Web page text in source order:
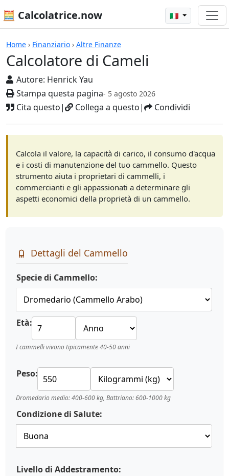
🧮 Calcolatrice.now 🇮🇹
Home › Finanziario › Altre Finanze
Calcolatore di Cameli
Autore: Henrick Yau
Stampa questa pagina- 5 agosto 2026
Cita questo| Collega a questo| Condividi
Calcolatrici
Calcola il valore, la capacità di carico, il consumo d'acqua
e i costi di manutenzione del tuo cammello. Questo
strumento aiuta i proprietari di cammelli, i
commercianti e gli appassionati a determinare gli
aspetti economici della proprietà di un cammello.
Dettagli del Cammello
Specie di Cammello:
Età:
I cammelli vivono tipicamente 40-50 anni
Peso:
Dromedario medio: 400-600 kg, Battriano: 600-1000 kg
Condizione di Salute:
Livello di Addestramento: